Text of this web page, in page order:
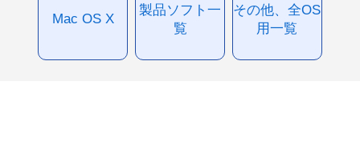
Mac OS X
製品ソフト一
覧
その他、全OS
用一覧